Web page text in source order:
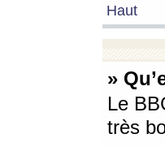
Haut
»
Le
très